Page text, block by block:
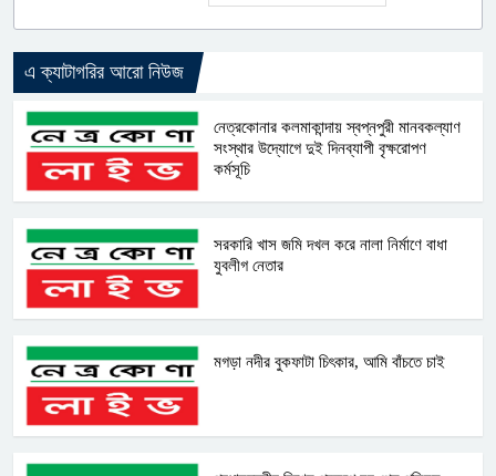
এ ক্যাটাগরির আরো নিউজ
নেত্রকোনার কলমাকান্দায় স্বপ্নপুরী মানবকল্যাণ
সংস্থার উদ্যোগে দুই দিনব্যাপী বৃক্ষরোপণ
কর্মসূচি
সরকারি খাস জমি দখল করে নালা নির্মাণে বাধা
যুবলীগ নেতার
মগড়া নদীর বুকফাটা চিৎকার, আমি বাঁচতে চাই